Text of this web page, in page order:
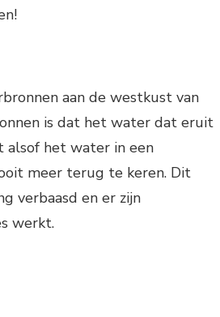
aan de westkust van
is dat het water dat eruit
het water in een
meer terug te keren. Dit
verbaasd en er zijn
werkt.